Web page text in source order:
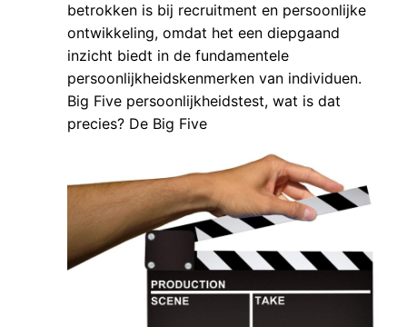
betrokken is bij recruitment en persoonlijke
ontwikkeling, omdat het een diepgaand
inzicht biedt in de fundamentele
persoonlijkheidskenmerken van individuen.
Big Five persoonlijkheidstest, wat is dat
precies? De Big Five